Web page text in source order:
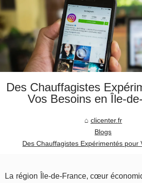
Des Chauffagistes
Vos Besoins en Île-
clicenter.fr
Blogs
Des Chauffagistes Expérimentés pour
La région Île-de-France, cœur